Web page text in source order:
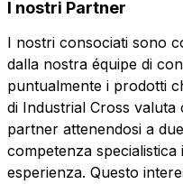
I nostri Partner
I nostri consociati sono
dalla nostra équipe di
puntualmente i prodotti
di Industrial Cross valuta
partner attenendosi a
competenza
esperienza. Questo